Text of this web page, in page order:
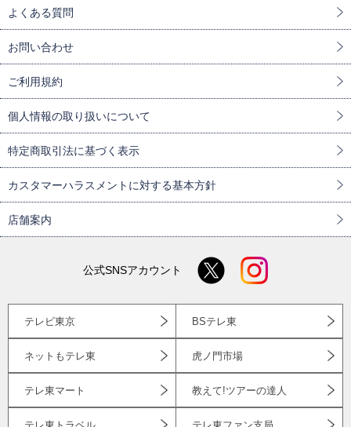
よくある質問
お問い合わせ
ご利用規約
個人情報の取り扱いについて
特定商取引法に基づく表示
カスタマーハラスメントに対する基本方針
店舗案内
公式SNSアカウント
テレビ東京 BSテレ東
ネットもテレ東 虎ノ門市場
テレ東マート 教えて!ツアーの達人